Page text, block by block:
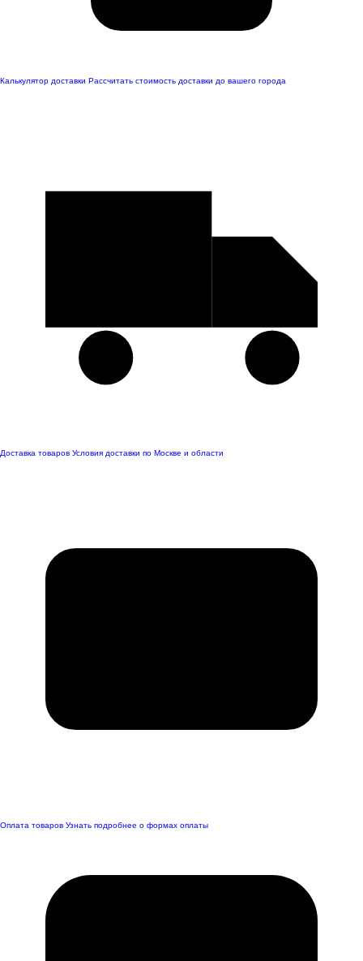
Калькулятор доставки Рассчитать стоимость доставки до вашего города
Доставка товаров Условия доставки по Москве и области
Оплата товаров Узнать подробнее о формах оплаты